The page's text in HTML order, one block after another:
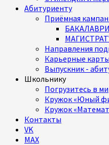
Абитуриенту
Приёмная
Направления
Карьерные
Выпускник -
Школьнику
Погрузитесь в
Кружок «Юный
Кружок
Контакты
VK
MAX